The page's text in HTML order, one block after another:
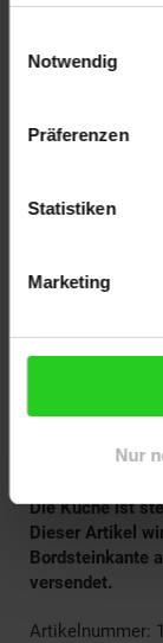
Notwendig
Präferenzen
Statistiken
Marketing
Nur
Türfächer
Die Lieferung
Die Küche ist
Dieser Artikel
Bordsteinkante
versendet.
Artikelnummer: